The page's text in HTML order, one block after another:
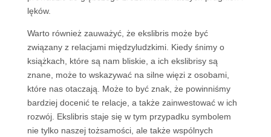
lęków.
Warto również zauważyć, że ekslibris może być
związany z relacjami międzyludzkimi. Kiedy śnimy o
książkach, które są nam bliskie, a ich ekslibrisy są
znane, może to wskazywać na silne więzi z osobami,
które nas otaczają. Może to być znak, że powinniśmy
bardziej docenić te relacje, a także zainwestować w ich
rozwój. Ekslibris staje się w tym przypadku symbolem
nie tylko naszej tożsamości, ale także wspólnych